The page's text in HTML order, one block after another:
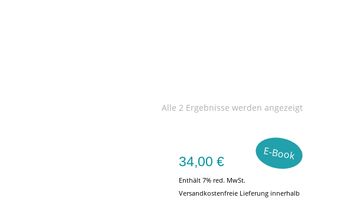
Alle 2 Ergebnisse werden angezeigt
E-Book
34,00 €
Enthält 7% red. MwSt.
Versandkostenfreie Lieferung innerhalb